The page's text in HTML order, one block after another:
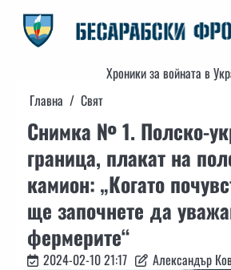
content
Хроники за войната в
Главна
Свят
Снимка № 1. Полско-
граница, плакат на
камион: „Когато
ще започнете да
фермерите“
2024-02-10 21:17 Александър